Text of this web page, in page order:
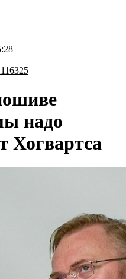
надо
Хогвартса